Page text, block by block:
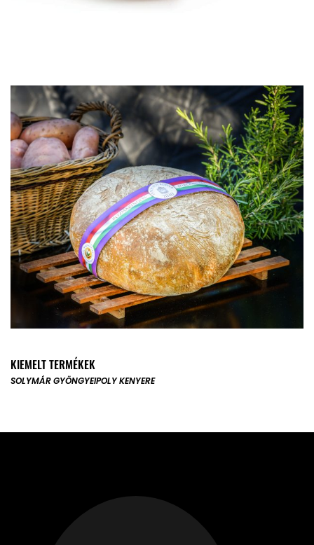
KIEMELT TERMÉKEK
SOLYMÁR GYÖNGYEIPOLY KENYERE